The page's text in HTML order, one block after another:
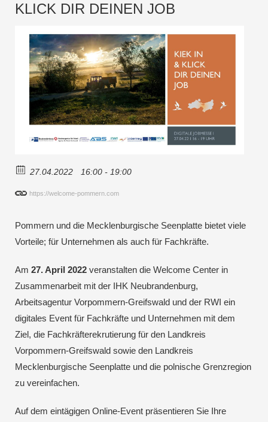
KLICK DIR DEINEN JOB
27.04.2022 16:00 - 19:00
https://welcome-pommern.com
Pommern und die Mecklenburgische Seenplatte bietet viele
Vorteile; für Unternehmen als auch für Fachkräfte.
Am 27. April 2022 veranstalten die Welcome Center in
Zusammenarbeit mit der IHK Neubrandenburg,
Arbeitsagentur Vorpommern-Greifswald und der RWI ein
digitales Event für Fachkräfte und Unternehmen mit dem
Ziel, die Fachkräfterekrutierung für den Landkreis
Vorpommern-Greifswald sowie den Landkreis
Mecklenburgische Seenplatte und die polnische Grenzregion
zu vereinfachen.
Auf dem eintägigen Online-Event präsentieren Sie Ihre